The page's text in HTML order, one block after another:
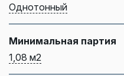
Однотонный
Минимальная партия
1,08 м2